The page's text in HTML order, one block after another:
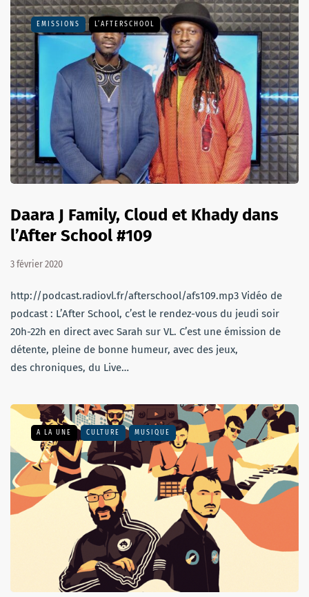
EMISSIONS L’AFTERSCHOOL
Daara J Family, Cloud et Khady dans
l’After School #109
3 février 2020
http://podcast.radiovl.fr/afterschool/afs109.mp3 Vidéo de
podcast : L’After School, c’est le rendez-vous du jeudi soir
20h-22h en direct avec Sarah sur VL. C’est une émission de
détente, pleine de bonne humeur, avec des jeux,
des chroniques, du Live…
A LA UNE CULTURE MUSIQUE